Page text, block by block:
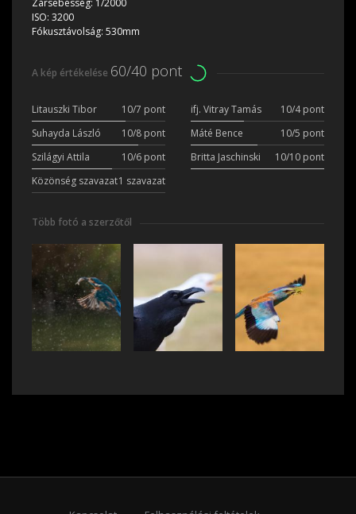
ISO: 3200
Fókusztávolság: 530mm
A kép értékelése 60/40 pont
Litauszki Tibor 10/7 pont ifj. Vitray Tamás
10/4 pont
Suhayda László
10/8 pont Máté Bence
10/5 pont
Szilágyi Attila
10/6 pont Britta Jaschinski
10/10 pont
Közönség szavazat1 szavazat
Több fotó a szerzőtől